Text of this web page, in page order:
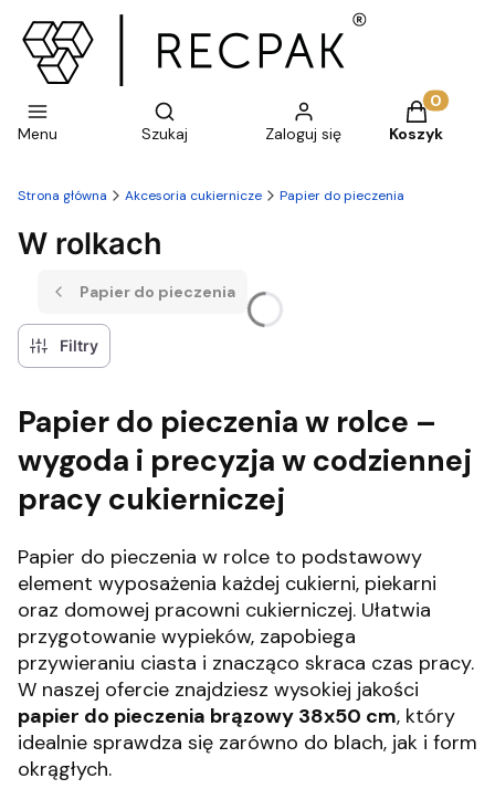
Menu
Otwórz wyszukiwarkę
Szukaj Zaloguj się
Produkty
Koszyk
Strona główna Akcesoria cukiernicze Papier do pieczenia
W rolkach
Papier do pieczenia
Filtry
Papier do pieczenia w rolce –
wygoda i precyzja w codziennej
pracy cukierniczej
Papier do pieczenia w rolce to podstawowy
element wyposażenia każdej cukierni, piekarni
oraz domowej pracowni cukierniczej. Ułatwia
przygotowanie wypieków, zapobiega
przywieraniu ciasta i znacząco skraca czas pracy.
W naszej ofercie znajdziesz wysokiej jakości
papier do pieczenia brązowy 38x50 cm, który
idealnie sprawdza się zarówno do blach, jak i form
okrągłych.